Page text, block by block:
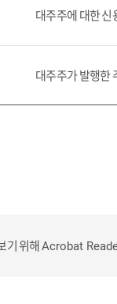
대주주에 대한
대주주가 발행한
기 위해Acrobat